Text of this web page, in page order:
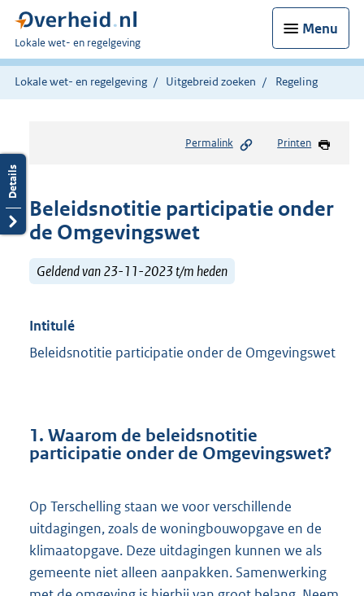
Menu
U
bent
hier:
Lokale wet- en regelgeving
Lokale wet- en regelgeving Uitgebreid zoeken Regeling
Permalink Printen
Beleidsnotitie participatie onder
de Omgevingswet
Geldend van 23-11-2023 t/m heden
Intitulé
Beleidsnotitie participatie onder de Omgevingswet
1. Waarom de beleidsnotitie
participatie onder de Omgevingswet?
Op Terschelling staan we voor verschillende
uitdagingen, zoals de woningbouwopgave en de
klimaatopgave. Deze uitdagingen kunnen we als
gemeente niet alleen aanpakken. Samenwerking